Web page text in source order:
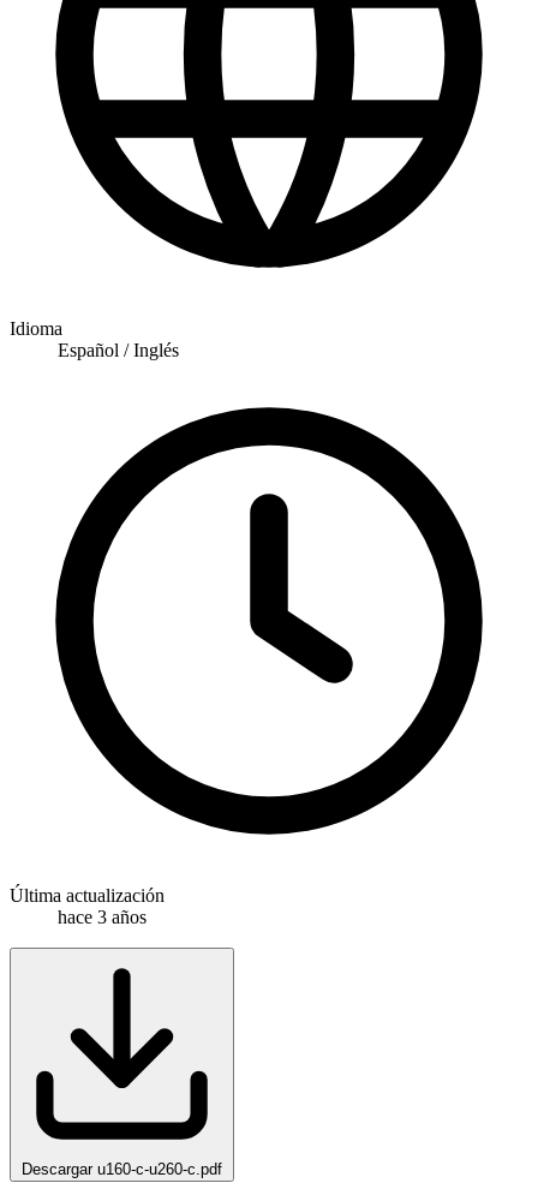
Idioma
Español / Inglés
Última actualización
hace 3 años
Descargar u160-c-u260-c.pdf